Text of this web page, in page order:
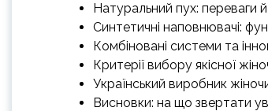
Натуральний пух: переваги
Синтетичні наповнювачі:
Комбіновані системи та
Критерії вибору якісної
Український виробник
Висновки: на що звертати